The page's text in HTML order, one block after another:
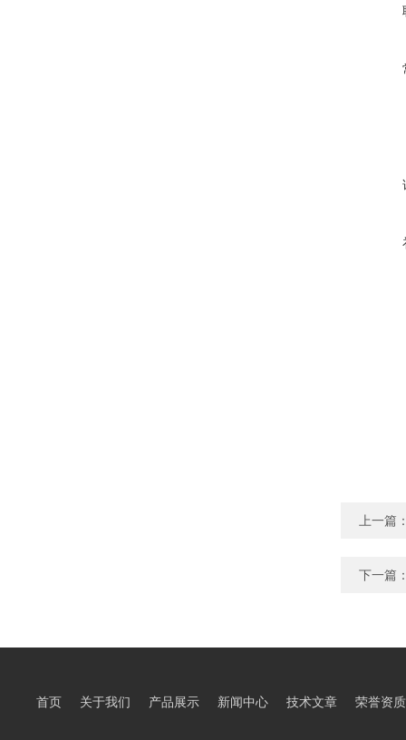
上一篇
下一篇
首页 关于我们 产品展示 新闻中心 技术文章 荣誉资质